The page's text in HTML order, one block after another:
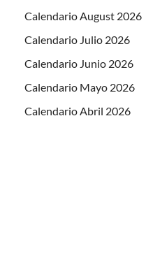
Calendario August 2026
Calendario Julio 2026
Calendario Junio 2026
Calendario Mayo 2026
Calendario Abril 2026